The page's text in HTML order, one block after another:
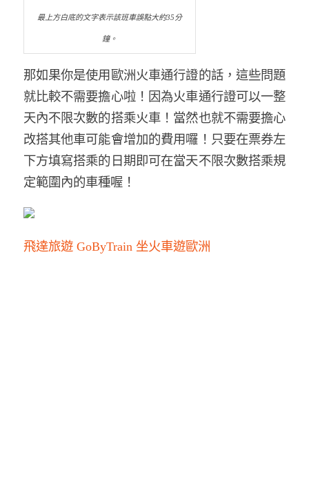
最上方白底的文字表示該班車誤點大約35分
鐘。
那如果你是使用歐洲火車通行證的話，這些問題
就比較不需要擔心啦！因為火車通行證可以一整
天內不限次數的搭乘火車！當然也就不需要擔心
改搭其他車可能會增加的費用囉！只要在票券左
下方填寫搭乘的日期即可在當天不限次數搭乘規
定範圍內的車種喔！
飛達旅遊 GoByTrain 坐火車遊歐洲